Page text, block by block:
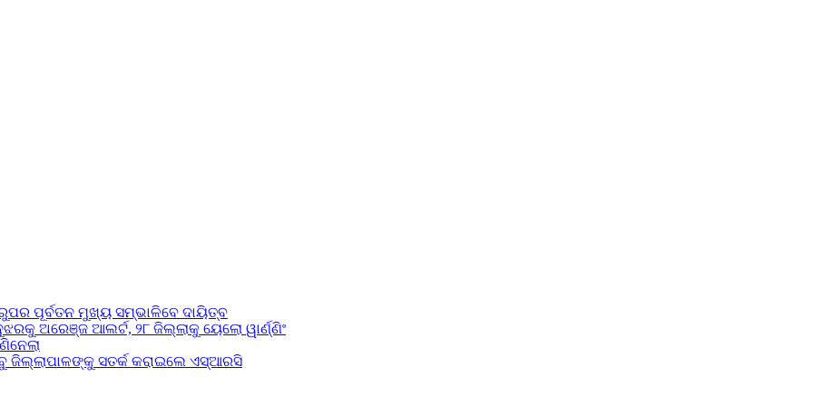
ପୂର୍ବତନ ମୁଖ୍ୟ ସମ୍ଭାଳିବେ ଦାୟିତ୍ବ
ଅରେଞ୍ଜ ଆଲର୍ଟ, ୨୮ ଜିଲ୍ଲାକୁ ୟେଲୋ ୱାର୍ଣ୍ଣିଂ
ଜିଲ୍ଲାପାଳଙ୍କୁ ସତର୍କ କରାଇଲେ ଏସ୍‌ଆରସି